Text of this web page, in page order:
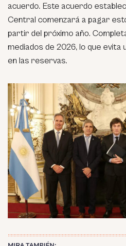
acuerdo. Este acuerdo
Central comenzará a pagar
partir del próximo año.
mediados de 2026, lo que evita
en las reservas.